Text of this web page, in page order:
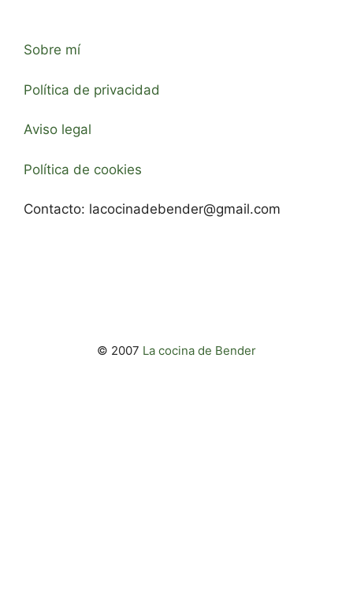
Sobre mí
Política de privacidad
Aviso legal
Política de cookies
Contacto: lacocinadebender@gmail.com
© 2007 La cocina de Bender